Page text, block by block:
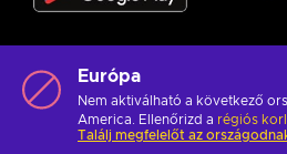
Európa
Nem aktiválható a következő
America. Ellenőrizd a régiós
Találj megfelelőt az